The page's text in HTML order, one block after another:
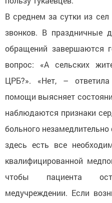
В среднем за сутки из сел
звонков. В праздничные
обращений завершаются
вопрос: «А сельских
ЦРБ?». «Нет, –
помощи выясняет
наблюдаются признаки
больного
здесь есть все
квалифицированной
чтобы пациента
медучреждении. Если